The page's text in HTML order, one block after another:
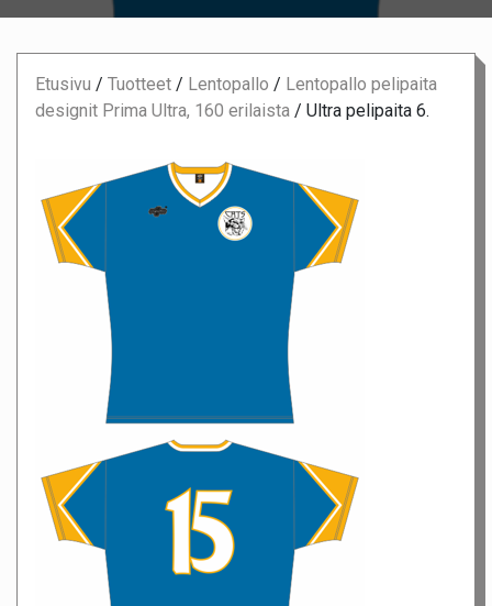
Etusivu / Tuotteet / Lentopallo / Lentopallo pelipaita
designit Prima Ultra, 160 erilaista / Ultra pelipaita 6.